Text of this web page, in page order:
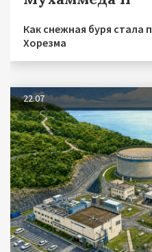
Как снежная буря стала
Хорезма
22.07